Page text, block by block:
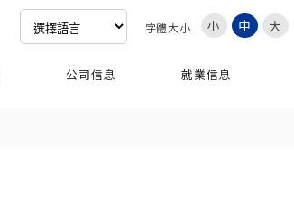
字體大小 小 中 大
公司信息 就業信息